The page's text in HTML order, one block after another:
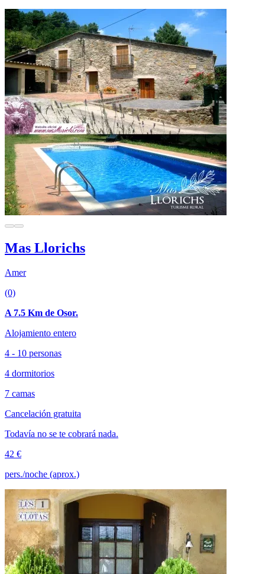
Mas Llorichs
Amer
(0)
A 7.5 Km de Osor.
Alojamiento entero
4 - 10 personas
4 dormitorios
7 camas
Cancelación gratuita
Todavía no se te cobrará nada.
42 €
pers./noche (aprox.)